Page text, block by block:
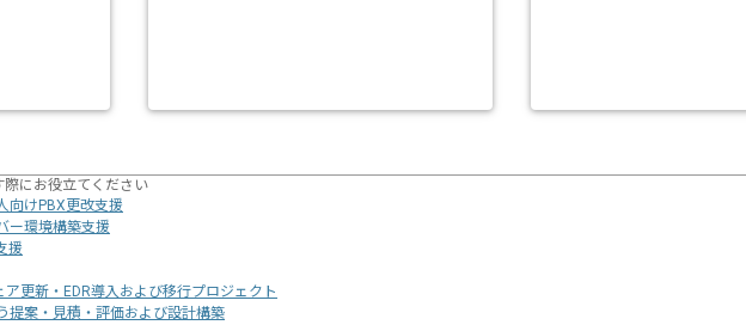
にお役立てください
向けPBX更改支援
ー環境構築支援
援
ア更新・EDR導入および移行プロジェクト
提案・見積・評価および設計構築